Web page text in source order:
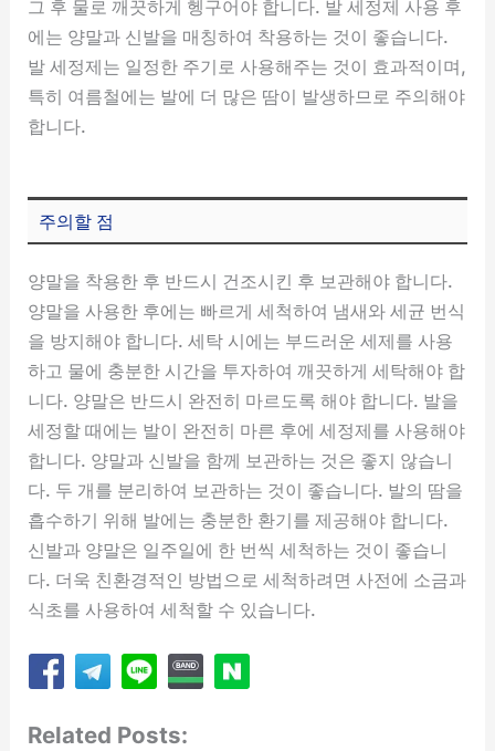
그 후 물로 깨끗하게 헹구어야 합니다. 발 세정제 사용 후
에는 양말과 신발을 매칭하여 착용하는 것이 좋습니다.
발 세정제는 일정한 주기로 사용해주는 것이 효과적이며,
특히 여름철에는 발에 더 많은 땀이 발생하므로 주의해야
합니다.
주의할 점
양말을 착용한 후 반드시 건조시킨 후 보관해야 합니다.
양말을 사용한 후에는 빠르게 세척하여 냄새와 세균 번식
을 방지해야 합니다. 세탁 시에는 부드러운 세제를 사용
하고 물에 충분한 시간을 투자하여 깨끗하게 세탁해야 합
니다. 양말은 반드시 완전히 마르도록 해야 합니다. 발을
세정할 때에는 발이 완전히 마른 후에 세정제를 사용해야
합니다. 양말과 신발을 함께 보관하는 것은 좋지 않습니
다. 두 개를 분리하여 보관하는 것이 좋습니다. 발의 땀을
흡수하기 위해 발에는 충분한 환기를 제공해야 합니다.
신발과 양말은 일주일에 한 번씩 세척하는 것이 좋습니
다. 더욱 친환경적인 방법으로 세척하려면 사전에 소금과
식초를 사용하여 세척할 수 있습니다.
Related Posts: